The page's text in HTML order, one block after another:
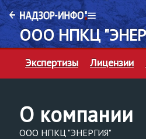
ООО НПКЦ
Экспертизы Лицензии
О компании
ООО НПКЦ "ЭНЕРГИЯ"